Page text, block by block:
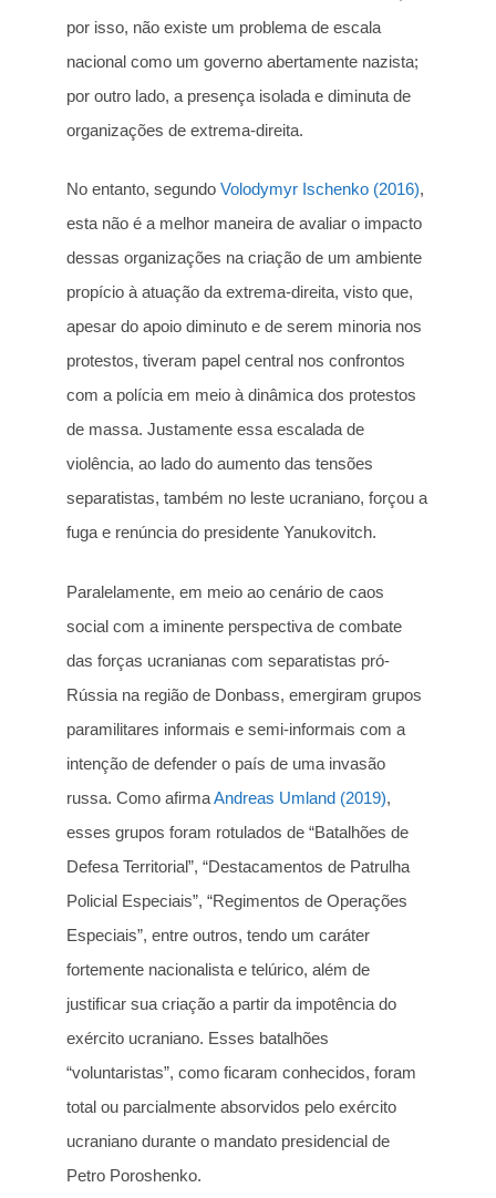
por isso, não existe um problema de escala
nacional como um governo abertamente nazista;
por outro lado, a presença isolada e diminuta de
organizações de extrema-direita.
No entanto, segundo Volodymyr Ischenko (2016),
esta não é a melhor maneira de avaliar o impacto
dessas organizações na criação de um ambiente
propício à atuação da extrema-direita, visto que,
apesar do apoio diminuto e de serem minoria nos
protestos, tiveram papel central nos confrontos
com a polícia em meio à dinâmica dos protestos
de massa. Justamente essa escalada de
violência, ao lado do aumento das tensões
separatistas, também no leste ucraniano, forçou a
fuga e renúncia do presidente Yanukovitch.
Paralelamente, em meio ao cenário de caos
social com a iminente perspectiva de combate
das forças ucranianas com separatistas pró-
Rússia na região de Donbass, emergiram grupos
paramilitares informais e semi-informais com a
intenção de defender o país de uma invasão
russa. Como afirmaAndreas Umland (2019),
esses grupos foram rotulados de “Batalhões de
Defesa Territorial”, “Destacamentos de Patrulha
Policial Especiais”, “Regimentos de Operações
Especiais”, entre outros, tendo um caráter
fortemente nacionalista e telúrico, além de
justificar sua criação a partir da impotência do
exército ucraniano. Esses batalhões
“voluntaristas”, como ficaram conhecidos, foram
total ou parcialmente absorvidos pelo exército
ucraniano durante o mandato presidencial de
Petro Poroshenko.